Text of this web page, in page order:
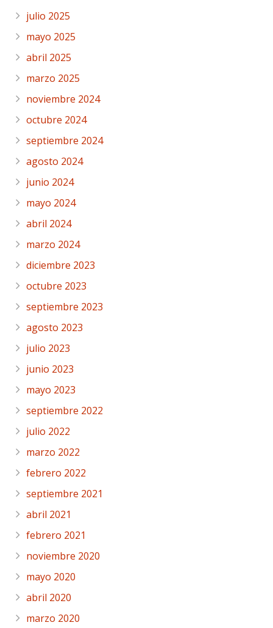
julio 2025
mayo 2025
abril 2025
marzo 2025
noviembre 2024
octubre 2024
septiembre 2024
agosto 2024
junio 2024
mayo 2024
abril 2024
marzo 2024
diciembre 2023
octubre 2023
septiembre 2023
agosto 2023
julio 2023
junio 2023
mayo 2023
septiembre 2022
julio 2022
marzo 2022
febrero 2022
septiembre 2021
abril 2021
febrero 2021
noviembre 2020
mayo 2020
abril 2020
marzo 2020